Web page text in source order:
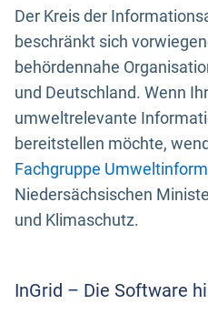
Der Kreis der
beschränkt sich
behördennahe
und Deutschland. Wenn
umweltrelevante
bereitstellen möchte,
Fachgruppe
Niedersächsischen
und Klimaschutz.
InGrid – Die Software